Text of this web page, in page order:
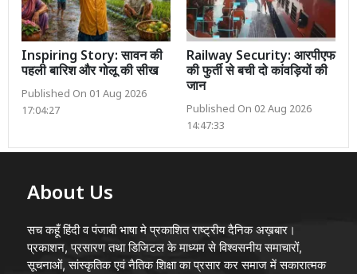
Inspiring Story: सावन की
पहली बारिश और गोलू की सीख
Published On 01 Aug 2026
17:04:27
Railway Security: आरपीएफ
की फुर्ती से बची दो कांवड़ियों की
जान
Published On 02 Aug 2026
14:47:33
About Us
सच कहूँ हिंदी व पंजाबी भाषा मे प्रकाशित राष्ट्रीय दैनिक अख़बार।
प्रकाशन, प्रसारण तथा डिजिटल के माध्यम से विश्वसनीय समाचारों,
सूचनाओं, सांस्कृतिक एवं नैतिक शिक्षा का प्रसार कर समाज में सकारात्मक